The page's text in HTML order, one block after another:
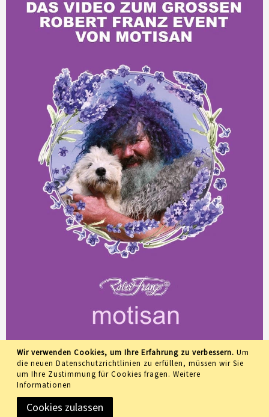
Wir verwenden Cookies, um Ihre Erfahrung zu verbessern. Um
die neuen Datenschutzrichtlinien zu erfüllen, müssen wir Sie
um Ihre Zustimmung für Cookies fragen. Weitere
Informationen
Cookies zulassen